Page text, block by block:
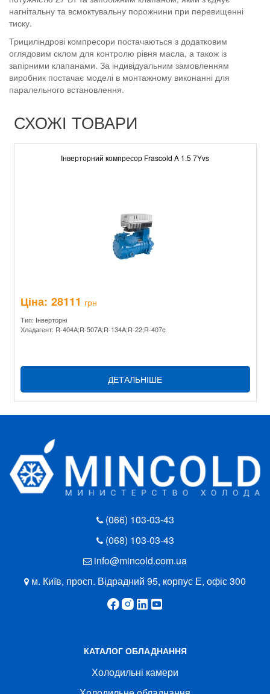
нагнітальну та всмоктувальну порожнини при перевищенні
тиску.
Трициліндрові компресори постачаються з додатковим
оглядовим склом для контролю рівня масла, а також із
запірними клапанами. За індивідуальним замовленням
виробник постачає моделі в монтажному виконанні для
паралельного встановлення.
СХОЖІ ТОВАРИ
Інверторний компресор Frascold A 1.5 7Yvs
Ціна: 28111 грн
Тип: Інверторні
Хладагент: R-404A;R-507A;R-134A;R-22;R-407c
ДЕТАЛЬНІШЕ
(066) 103-03-43
(068) 103-03-43
info@mincold.com.ua
м. Київ, просп. Відрадний 95, корпус Е, офіс 300
КАТАЛОГ ОБЛАДНАННЯ
Холодильні камери